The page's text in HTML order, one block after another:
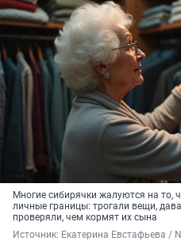
Многие сибирячки жалуются на то,
личные границы: трогали вещи,
проверяли, чем кормят их сына
Источник: Екатерина Евстафьева /